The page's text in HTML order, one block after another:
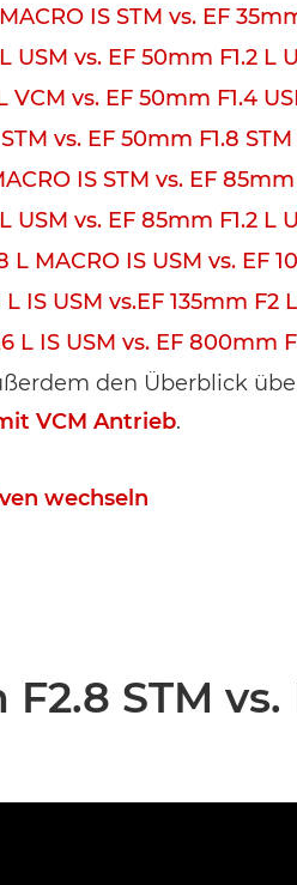
IS STM vs. EF
USM vs. EF 50mm F1.2 L
VCM vs. EF 50mm F1.4
vs. EF 50mm F1.8 STM
IS STM vs. EF 85mm
USM vs. EF 85mm F1.2 L
L MACRO IS USM vs. EF
L IS USM vs.EF 135mm F2
L IS USM vs. EF 800mm
den Überblick
VCM Antrieb.
wechseln
F2.8 STM